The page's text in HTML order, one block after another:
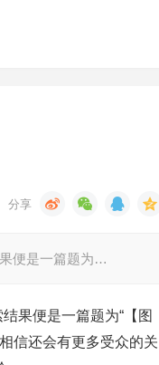
便是一篇题为…
果便是一篇题为“【图
信还会有更多受众的关